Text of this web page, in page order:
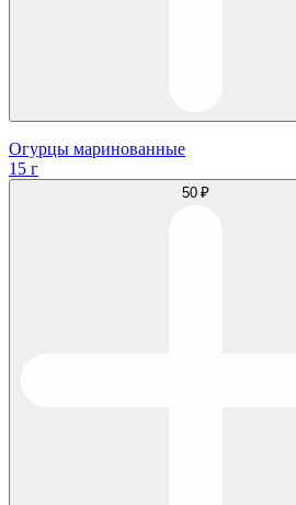
Огурцы маринованные
15 г
50 ₽